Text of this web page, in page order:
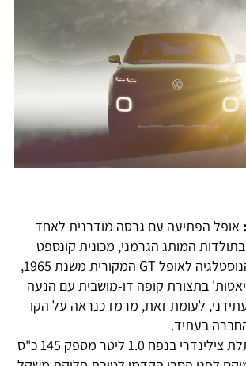
הפתיעה עם גרסה מודרנית לאחד
המותג הגרמני, מכונית קונספט
שפורטת על נימי הנוסטלגיה לאופל GT המקורית משנת 1965,
בתצורת קופה דו-מושבית עם הנעה
לעומת זאת, מרמז כנראה על הקו
בעתיד.
מנוע טורבו-בנזין תלת צילינדרי בנפח 1.0 ליטר מספק 145 כ"ס